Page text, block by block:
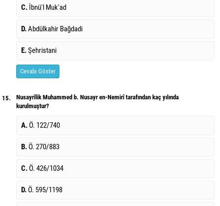
C. İbnü'l Muk'ad
D.Abdülkahir Bağdadi
E.Şehristani
Cevabı Göster
15.
Nusayrîlik Muhammed b. Nusayr en-Nemirî tarafından kaç yılında
kurulmuştur?
A. Ö. 122/740
B. Ö. 270/883
C. Ö. 426/1034
D. Ö. 595/1198